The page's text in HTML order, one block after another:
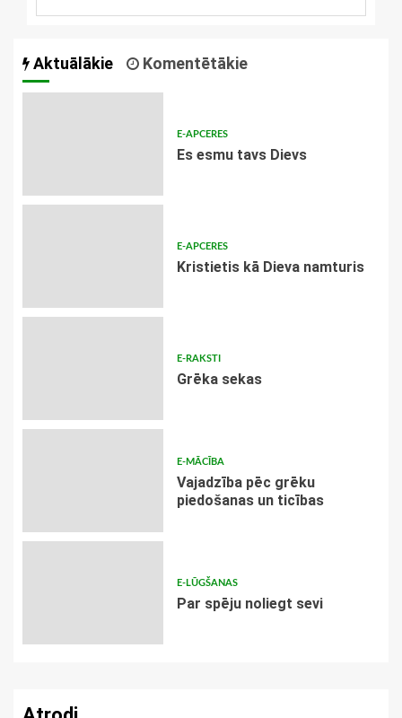
Aktuālākie Komentētākie
E-APCERES
Es esmu tavs Dievs
E-APCERES
Kristietis kā Dieva namturis
E-RAKSTI
Grēka sekas
E-MĀCĪBA
Vajadzība pēc grēku
piedošanas un ticības
E-LŪGŠANAS
Par spēju noliegt sevi